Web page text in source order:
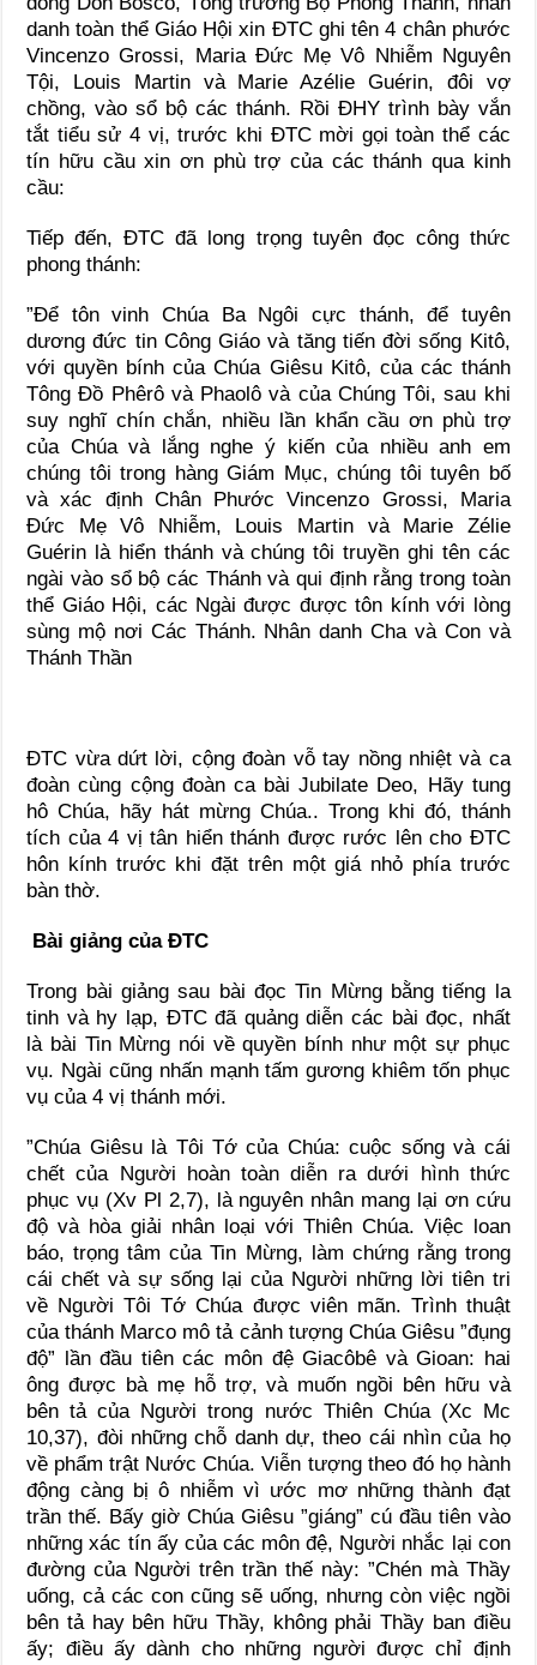
danh toàn thể Giáo Hội xin ĐTC ghi tên 4 chân phước
Vincenzo Grossi, Maria Đức Mẹ Vô Nhiễm Nguyên
Tội, Louis Martin và Marie Azélie Guérin, đôi vợ
chồng, vào sổ bộ các thánh. Rồi ĐHY trình bày vắn
tắt tiểu sử 4 vị, trước khi ĐTC mời gọi toàn thể các
tín hữu cầu xin ơn phù trợ của các thánh qua kinh
cầu:
Tiếp đến, ĐTC đã long trọng tuyên đọc công thức
phong thánh:
”Để tôn vinh Chúa Ba Ngôi cực thánh, để tuyên
dương đức tin Công Giáo và tăng tiến đời sống Kitô,
với quyền bính của Chúa Giêsu Kitô, của các thánh
Tông Đồ Phêrô và Phaolô và của Chúng Tôi, sau khi
suy nghĩ chín chắn, nhiều lần khẩn cầu ơn phù trợ
của Chúa và lắng nghe ý kiến của nhiều anh em
chúng tôi trong hàng Giám Mục, chúng tôi tuyên bố
và xác định Chân Phước Vincenzo Grossi, Maria
Đức Mẹ Vô Nhiễm, Louis Martin và Marie Zélie
Guérin là hiển thánh và chúng tôi truyền ghi tên các
ngài vào sổ bộ các Thánh và qui định rằng trong toàn
thể Giáo Hội, các Ngài được được tôn kính với lòng
sùng mộ nơi Các Thánh. Nhân danh Cha và Con và
Thánh Thần
ĐTC vừa dứt lời, cộng đoàn vỗ tay nồng nhiệt và ca
đoàn cùng cộng đoàn ca bài Jubilate Deo, Hãy tung
hô Chúa, hãy hát mừng Chúa.. Trong khi đó, thánh
tích của 4 vị tân hiển thánh được rước lên cho ĐTC
hôn kính trước khi đặt trên một giá nhỏ phía trước
bàn thờ.
Bài giảng của ĐTC
Trong bài giảng sau bài đọc Tin Mừng bằng tiếng la
tinh và hy lạp, ĐTC đã quảng diễn các bài đọc, nhất
là bài Tin Mừng nói về quyền bính như một sự phục
vụ. Ngài cũng nhấn mạnh tấm gương khiêm tốn phục
vụ của 4 vị thánh mới.
”Chúa Giêsu là Tôi Tớ của Chúa: cuộc sống và cái
chết của Người hoàn toàn diễn ra dưới hình thức
phục vụ (Xv Pl 2,7), là nguyên nhân mang lại ơn cứu
độ và hòa giải nhân loại với Thiên Chúa. Việc loan
báo, trọng tâm của Tin Mừng, làm chứng rằng trong
cái chết và sự sống lại của Người những lời tiên tri
về Người Tôi Tớ Chúa được viên mãn. Trình thuật
của thánh Marco mô tả cảnh tượng Chúa Giêsu ”đụng
độ” lần đầu tiên các môn đệ Giacôbê và Gioan: hai
ông được bà mẹ hỗ trợ, và muốn ngồi bên hữu và
bên tả của Người trong nước Thiên Chúa (Xc Mc
10,37), đòi những chỗ danh dự, theo cái nhìn của họ
về phẩm trật Nước Chúa. Viễn tượng theo đó họ hành
động càng bị ô nhiễm vì ước mơ những thành đạt
trần thế. Bấy giờ Chúa Giêsu ”giáng” cú đầu tiên vào
những xác tín ấy của các môn đệ, Người nhắc lại con
đường của Người trên trần thế này: ”Chén mà Thầy
uống, cả các con cũng sẽ uống, nhưng còn việc ngồi
bên tả hay bên hữu Thầy, không phải Thầy ban điều
ấy; điều ấy dành cho những người được chỉ định